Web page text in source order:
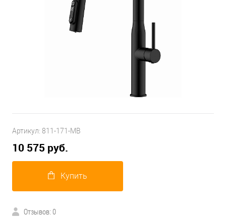
Артикул: 811-171-MB
10 575 руб.
Купить
Отзывов: 0